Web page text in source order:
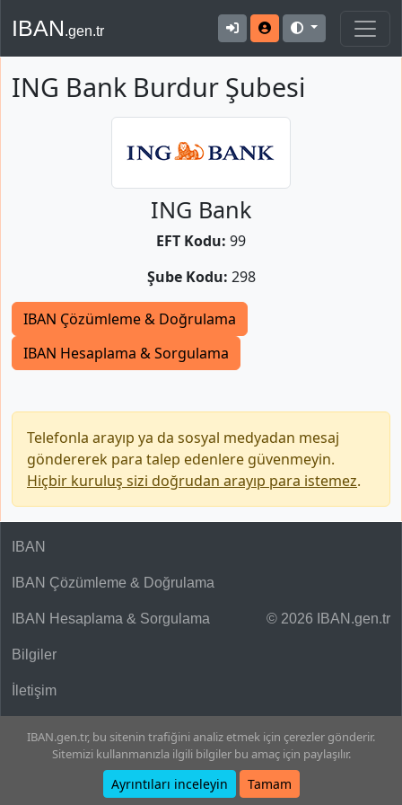
IBAN.gen.tr
ING Bank Burdur Şubesi
ING Bank
EFT Kodu: 99
Şube Kodu: 298
IBAN Çözümleme & Doğrulama
IBAN Hesaplama & Sorgulama
Telefonla arayıp ya da sosyal medyadan mesaj
göndererek para talep edenlere güvenmeyin.
Hiçbir kuruluş sizi doğrudan arayıp para istemez.
© 2026 IBAN.gen.tr
IBAN
IBAN Çözümleme & Doğrulama
IBAN Hesaplama & Sorgulama
Bilgiler
İletişim
IBAN.gen.tr, bu sitenin trafiğini analiz etmek için çerezler gönderir.
Sitemizi kullanmanızla ilgili bilgiler bu amaç için paylaşılır.
Ayrıntıları inceleyin Tamam